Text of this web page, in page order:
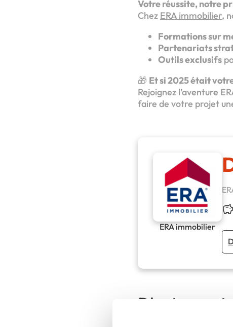
Votre réussite, notre
Chez ERA immobilier,
Formations sur
Partenariats
Outils exclusifs
🎁 Et si 2025 était
Rejoignez l’aventure
faire de votre projet
ERA immobilier
D'autres